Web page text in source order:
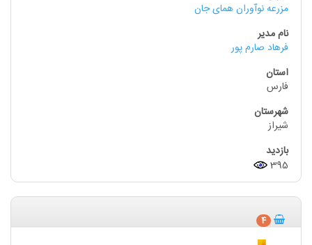
مزرعه نوآوران همای جان
فرهاد صارم پور
فارس
شیراز
395
4